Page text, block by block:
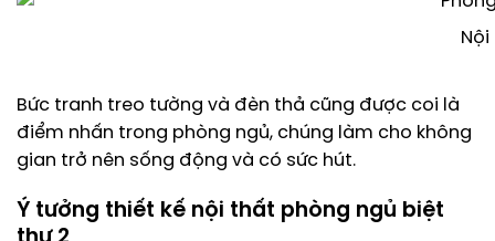
Bức tranh treo tường và đèn thả cũng được coi là
điểm nhấn trong phòng ngủ, chúng làm cho không
gian trở nên sống động và có sức hút.
Ý tưởng thiết kế nội thất phòng ngủ biệt